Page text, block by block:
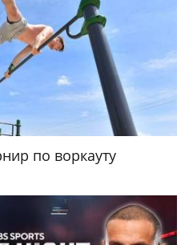
по воркауту